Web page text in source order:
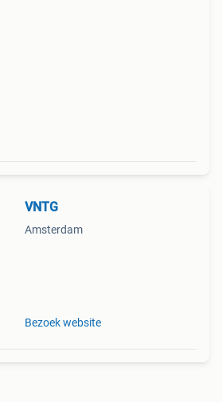
VNTG
Amsterdam
Bezoek website